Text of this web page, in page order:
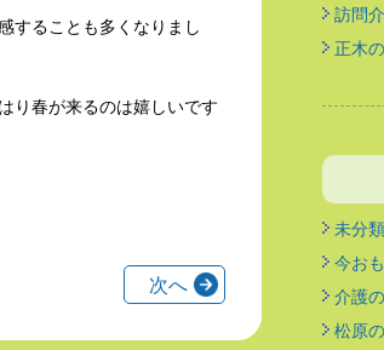
することも多くなりまし
り春が来るのは嬉しいです
次へ
訪問
正木
未分類
今お
介護
松原